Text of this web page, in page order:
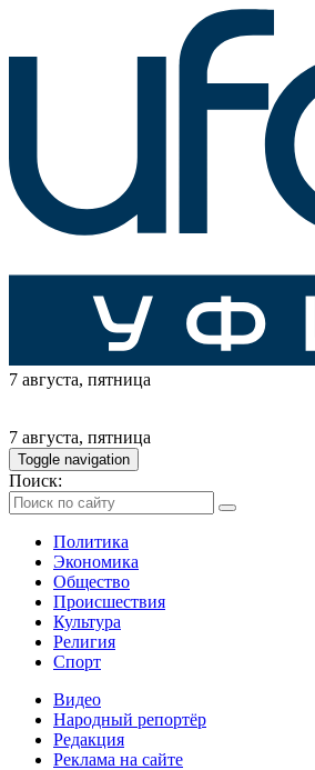
7 августа, пятница
7 августа, пятница
Toggle navigation
Поиск:
Политика
Экономика
Общество
Происшествия
Культура
Религия
Спорт
Видео
Народный репортёр
Редакция
Реклама на сайте